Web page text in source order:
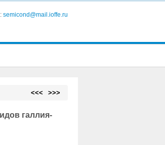
semicond@mail.ioffe.ru
<<< >>>
галлия-